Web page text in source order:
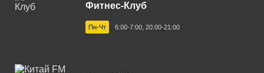
Фитнес-Клуб
Пн-Чт 6:00-7:00, 20:00-21:00